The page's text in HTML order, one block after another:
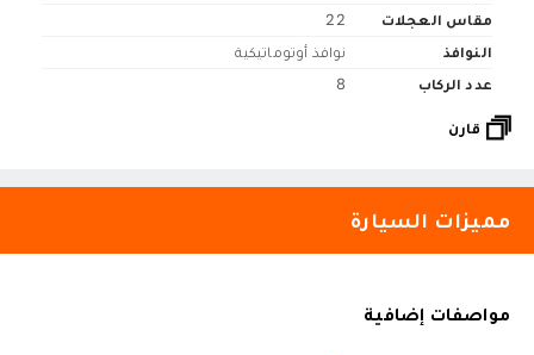
مقاس العجلات
22
النوافذ
نوافذ أوتوماتيكية
عدد الركاب
8
قارن
مميزات السيارة
مواصفات إضافية